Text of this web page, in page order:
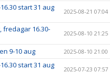
start 31 aug
2025-08-21 07:04
16.30-
2025-08-10 21:25
9-10 aug 2025-08-10 21:00
start 31 aug
2025-07-23 07:57